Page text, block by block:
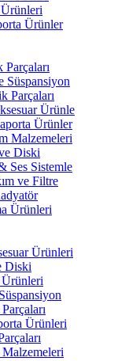
Ürünleri
Ürünler
Süspansiyon
Parçaları
Ürünle
Ürünler
Malzemeleri
Diski
Ses Sistemle
ve Filtre
Ürünleri
Ürünleri
Diski
Ürünleri
Ürünleri